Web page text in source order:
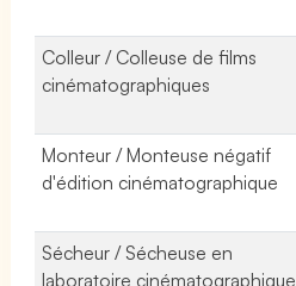
Colleur / Colleuse de films
cinématographiques
Monteur / Monteuse négatif
d'édition cinématographique
Sécheur / Sécheuse en
laboratoire cinématographique